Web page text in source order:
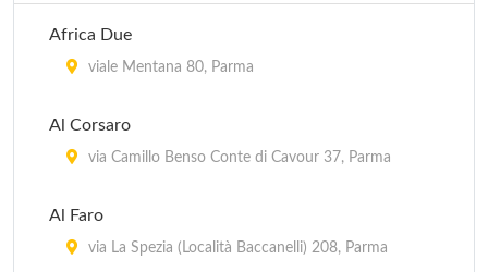
Dei Paggi
Del Cacciatore
Del Ducato
Africa Due
viale Mentana 80, Parma
Al Corsaro
via Camillo Benso Conte di Cavour 37, Parma
Al Faro
via La Spezia (Località Baccanelli) 208, Parma